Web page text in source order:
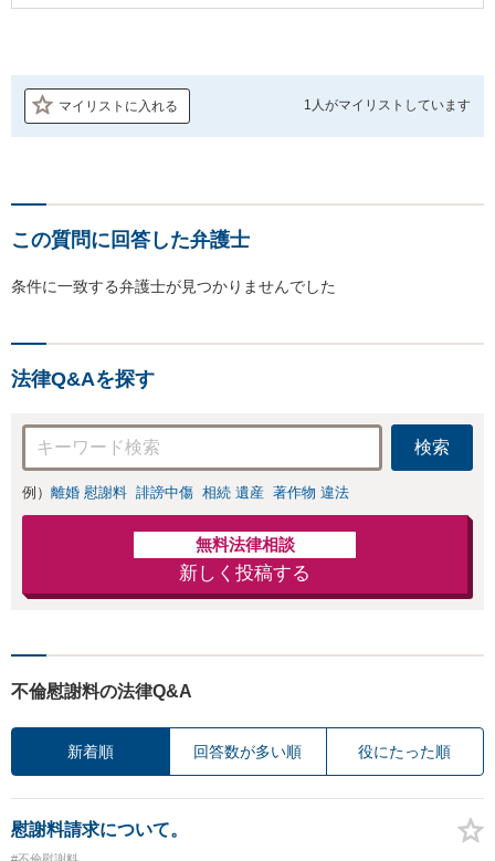
マイリストに入れる 1人がマイリストしています
この質問に回答した弁護士
条件に一致する弁護士が見つかりませんでした
法律Q&Aを探す
検索
例） 離婚 慰謝料 誹謗中傷 相続 遺産 著作物 違法
無料法律相談
新しく投稿する
不倫慰謝料の法律Q&A
新着順 回答数が多い順 役にたった順
慰謝料請求について。
#不倫慰謝料